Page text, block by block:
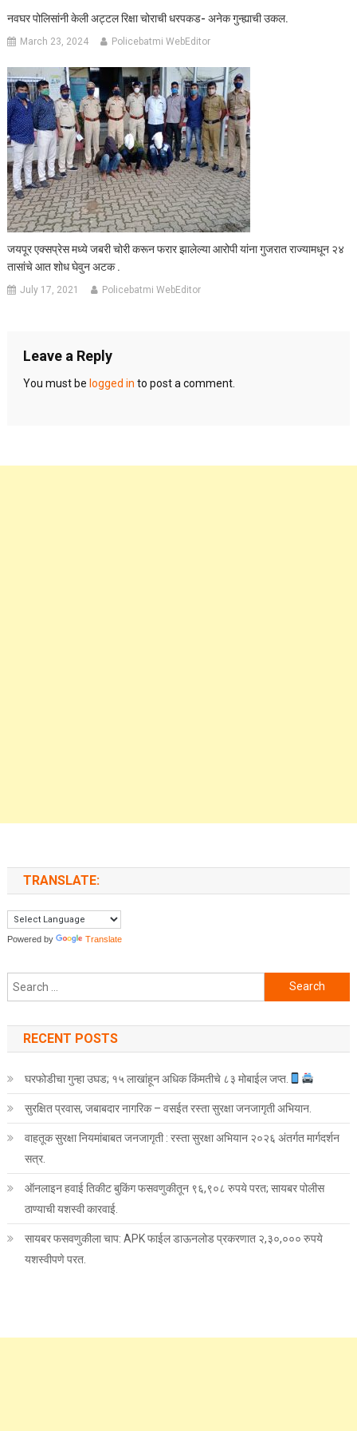
नवघर पोलिसांनी केली अट्टल रिक्षा चोराची धरपकड- अनेक गुन्ह्याची उकल.
March 23, 2024 Policebatmi WebEditor
जयपूर एक्सप्रेस मध्ये जबरी चोरी करून फरार झालेल्या आरोपी यांना गुजरात राज्यामधून २४
तासांचे आत शोध घेवुन अटक .
July 17, 2021 Policebatmi WebEditor
Leave a Reply
You must be logged in to post a comment.
TRANSLATE:
Powered by Translate
Search for:
RECENT POSTS
घरफोडीचा गुन्हा उघड; १५ लाखांहून अधिक किंमतीचे ८३ मोबाईल जप्त.
सुरक्षित प्रवास, जबाबदार नागरिक – वसईत रस्ता सुरक्षा जनजागृती अभियान.
वाहतूक सुरक्षा नियमांबाबत जनजागृती : रस्ता सुरक्षा अभियान २०२६ अंतर्गत मार्गदर्शन
सत्र.
ऑनलाइन हवाई तिकीट बुकिंग फसवणुकीतून ९६,९०८ रुपये परत; सायबर पोलीस
ठाण्याची यशस्वी कारवाई.
सायबर फसवणुकीला चाप: APK फाईल डाऊनलोड प्रकरणात २,३०,००० रुपये
यशस्वीपणे परत.